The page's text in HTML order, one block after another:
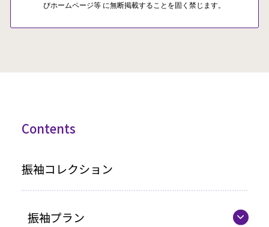
びホームページ等 に無断掲載することを固く禁じます。
Contents
振袖コレクション
振袖プラン